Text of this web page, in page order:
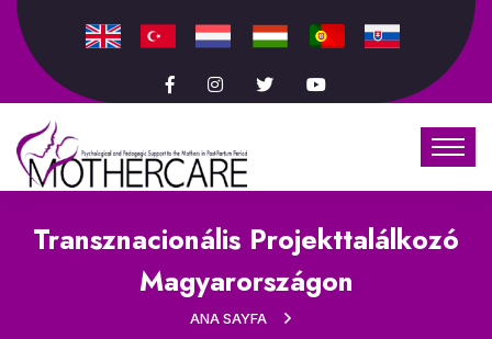
Transznacionális Projekttalálkozó
Magyarországon
ANA SAYFA